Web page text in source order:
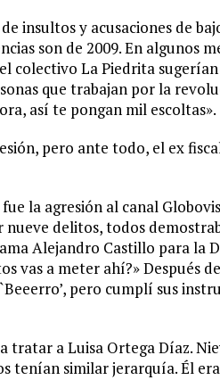
insultos y acusaciones de
son de 2009. En algunos
colectivo La Piedrita
que trabajan por la
así te pongan mil escoltas».
pero ante todo, el ex
la agresión al canal
nueve delitos, todos
Alejandro Castillo para la
vas a meter ahí?» Después
pero cumplí sus
tratar a Luisa Ortega Díaz.
tenían similar jerarquía. Él